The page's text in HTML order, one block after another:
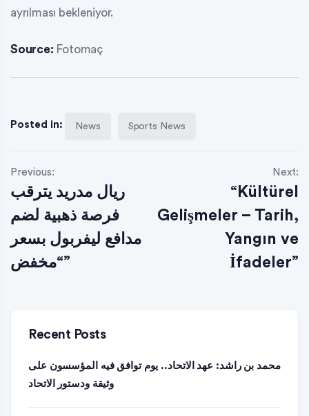
ayrılması bekleniyor.
Source: Fotomaç
Posted in: News Sports News
Previous:
ريال مدريد يترقب
فرصة ذهبية لضم
مدافع ليفربول بسعر
“مخفض”
Next:
“Kültürel
Gelişmeler – Tarih,
Yangın ve
İfadeler”
Recent Posts
محمد بن راشد: عهد الاتحاد.. يوم توافق فيه المؤسسون على
وثيقة ودستور الاتحاد